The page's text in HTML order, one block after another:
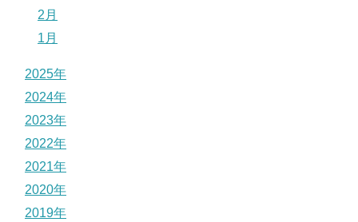
2月
1月
2025年
2024年
2023年
2022年
2021年
2020年
2019年